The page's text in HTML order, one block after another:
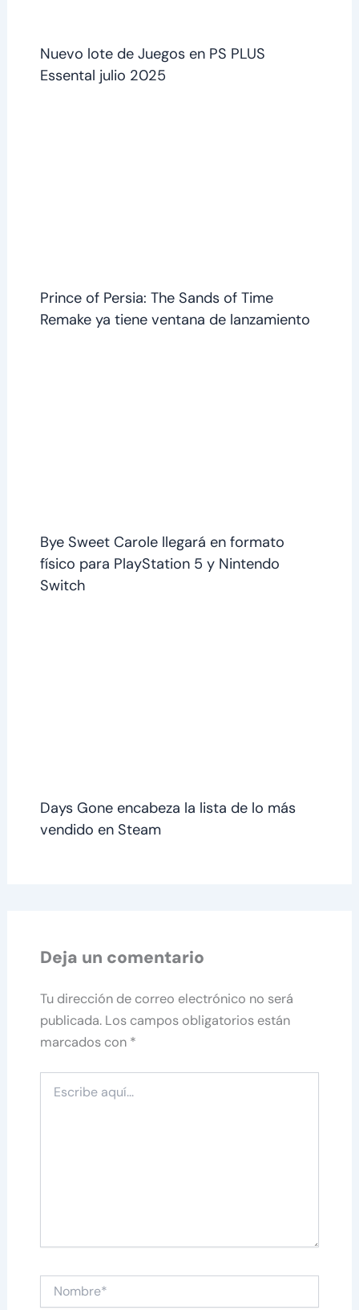
Nuevo lote de Juegos en PS PLUS
Essental julio 2025
Prince of Persia: The Sands of Time
Remake ya tiene ventana de lanzamiento
Bye Sweet Carole llegará en formato
físico para PlayStation 5 y Nintendo
Switch
Days Gone encabeza la lista de lo más
vendido en Steam
Deja un comentario
Tu dirección de correo electrónico no será
publicada. Los campos obligatorios están
marcados con *
aquí...
Nombre*